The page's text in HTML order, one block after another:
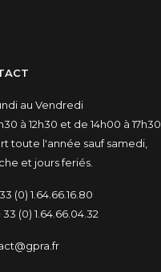
au Vendredi
à 12h30 et de 14h00 à 17h30
toute l'année sauf samedi,
et jours feriés.
(0) 1.64.66.16.80
33 (0) 1.64.66.04.32